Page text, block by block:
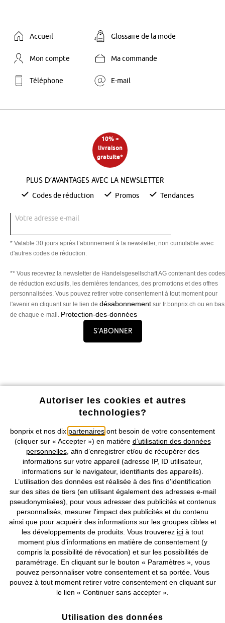
Accueil Glossaire de la mode
Mon compte Ma commande
Téléphone E-mail
10% +
livraison
gratuite*
Plus d’avantages avec la newsletter
Codes de réduction Promos Tendances
Votre adresse e-mail
* Valable 30 jours après l’abonnement à la newsletter, non cumulable avec
d'autres codes de réduction.
** Vous recevrez la newsletter de Handelsgesellschaft AG contenant des codes
de réduction exclusifs, les dernières tendances, des promotions et des offres
personnalisées. Vous pouvez retirer votre consentement à tout moment pour
l'avenir en cliquant sur le lien de désabonnement sur fr.bonprix.ch ou en bas
de chaque e-mail. Protection-des-données
S’abonner
Nos Moyens de Paiement
Nos Services
Nos Collections
Notre Entreprise
Retrouvez bonprix sur
Prix indiqués TVA comprise avec en sus frais de port & de service
Autoriser les cookies et autres
technologies?
bonprix et nos dix partenaires ont besoin de votre consentement
(cliquer sur « Accepter ») en matière d’utilisation des données
personnelles, afin d’enregistrer et/ou de récupérer des
informations sur votre appareil (adresse IP, ID utilisateur,
informations sur le navigateur, identifiants des appareils).
L’utilisation des données est réalisée à des fins d'identification
sur des sites de tiers (en utilisant également des adresses e-mail
pseudonymisées), pour vous adresser des publicités et contenus
personnalisés, mesurer l'impact des publicités et du contenu
ainsi que pour acquérir des informations sur les groupes cibles et
les développements de produits. Vous trouverez ici à tout
moment plus d’informations en matière de consentement (y
compris la possibilité de révocation) et sur les possibilités de
paramétrage. En cliquant sur le bouton « Paramètres », vous
pouvez personnaliser votre consentement et sa portée. Vous
pouvez à tout moment retirer votre consentement en cliquant sur
le lien « Continuer sans accepter ».
Utilisation des données